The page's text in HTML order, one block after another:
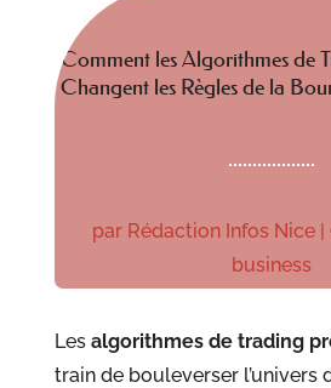
Comment les Algorithmes de
Changent les Règles de la
par Rédaction Infos Nice |
business
Les algorithmes de trading
train de bouleverser l’univers